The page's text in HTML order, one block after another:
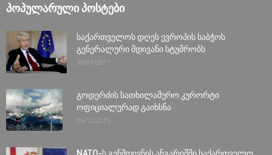
ᲞᲝᲞᲣᲚᲐᲠᲣᲚᲘ ᲞᲝᲡᲢᲔᲑᲘ
საქართველოს დღეს ევროპის საბჭოს
გენერალური მდივანი სტუმრობს
30/01/2017
გოდერძის სათხილამურო კურორტი
ოფიციალურად გაიხსნა
06/12/2015